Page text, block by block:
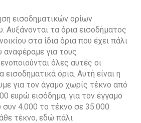
εισοδηματικών ορίων
Αυξάνονται τα όρια εισοδήματος
στα ίδια όρια που έχει πάλι
αναφέραμε για τους
όλες αυτές οι
εισοδηματικά όρια. Αυτή είναι η
για τον άγαμο χωρίς τέκνο από
ευρώ εισόδημα, για τον έγγαμο
4.000 το τέκνο σε 35.000
τέκνο, εδώ πάλι